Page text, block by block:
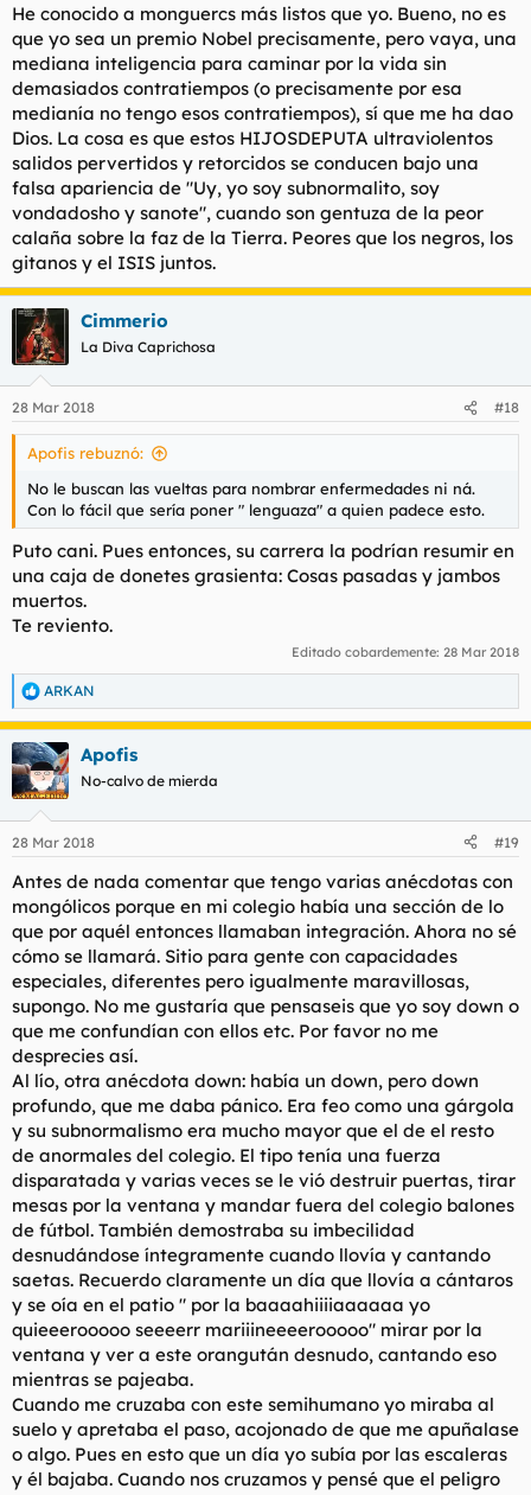
He conocido a monguercs más listos que yo. Bueno, no es
que yo sea un premio Nobel precisamente, pero vaya, una
mediana inteligencia para caminar por la vida sin
demasiados contratiempos (o precisamente por esa
medianía no tengo esos contratiempos), sí que me ha dao
Dios. La cosa es que estos HIJOSDEPUTA ultraviolentos
salidos pervertidos y retorcidos se conducen bajo una
falsa apariencia de "Uy, yo soy subnormalito, soy
vondadosho y sanote", cuando son gentuza de la peor
calaña sobre la faz de la Tierra. Peores que los negros, los
gitanos y el ISIS juntos.
Cimmerio
La Diva Caprichosa
28 Mar 2018 #18
Apofis rebuznó:
No le buscan las vueltas para nombrar enfermedades ni ná.
Con lo fácil que sería poner " lenguaza" a quien padece esto.
Puto cani. Pues entonces, su carrera la podrían resumir en
una caja de donetes grasienta: Cosas pasadas y jambos
muertos.
Te reviento.
Editado cobardemente: 28 Mar 2018
R
e
a
c
c
i
e
:
ARKAN
Apofis
No-calvo de mierda
28 Mar 2018 #19
Antes de nada comentar que tengo varias anécdotas con
mongólicos porque en mi colegio había una sección de lo
que por aquél entonces llamaban integración. Ahora no sé
cómo se llamará. Sitio para gente con capacidades
especiales, diferentes pero igualmente maravillosas,
supongo. No me gustaría que pensaseis que yo soy down o
que me confundían con ellos etc. Por favor no me
desprecies así.
Al lío, otra anécdota down: había un down, pero down
profundo, que me daba pánico. Era feo como una gárgola
y su subnormalismo era mucho mayor que el de el resto
de anormales del colegio. El tipo tenía una fuerza
disparatada y varias veces se le vió destruir puertas, tirar
mesas por la ventana y mandar fuera del colegio balones
de fútbol. También demostraba su imbecilidad
desnudándose íntegramente cuando llovía y cantando
saetas. Recuerdo claramente un día que llovía a cántaros
y se oía en el patio " por la baaaahiiiiaaaaaa yo
quieeerooooo seeeerr mariiineeeerooooo" mirar por la
ventana y ver a este orangután desnudo, cantando eso
mientras se pajeaba.
Cuando me cruzaba con este semihumano yo miraba al
suelo y apretaba el paso, acojonado de que me apuñalase
o algo. Pues en esto que un día yo subía por las escaleras
y él bajaba. Cuando nos cruzamos y pensé que el peligro